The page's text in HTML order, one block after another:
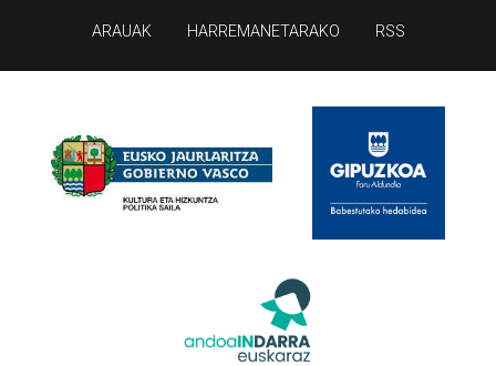
ARAUAK HARREMANETARAKO RSS